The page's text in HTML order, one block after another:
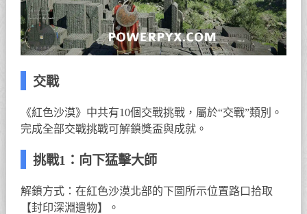
交戰
《紅色沙漠》中共有10個交戰挑戰，屬於“交戰”類別。
完成全部交戰挑戰可解鎖獎盃與成就。
挑戰1：向下猛擊大師
解鎖方式：在紅色沙漠北部的下圖所示位置路口拾取
【封印深淵遺物】。